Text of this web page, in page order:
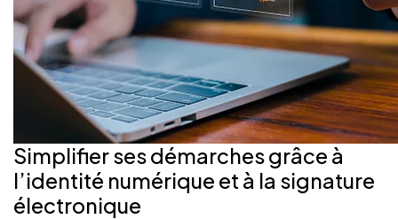
Simplifier ses démarches grâce à
l’identité numérique et à la signature
électronique